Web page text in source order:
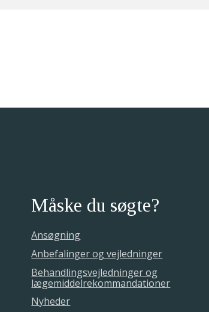
Måske du søgte?
Ansøgning
Anbefalinger og vejledninger
Behandlingsvejledninger og
lægemiddelrekommandationer
Nyheder